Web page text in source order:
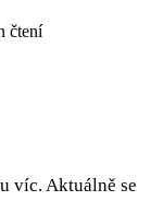
čtení
víc. Aktuálně se